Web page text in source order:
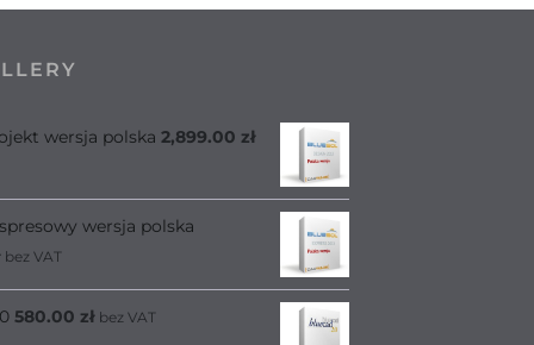
wersja polska 2,899.00 zł
wersja polska
bez VAT
580.00 zł bez VAT